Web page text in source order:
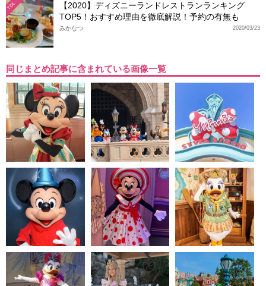
TDL
【2020】ディズニーランドレストランランキング
TOP5！おすすめ理由を徹底解説！予約の有無も
2020/03/23
みかなつ
同じまとめ記事に含まれている画像一覧